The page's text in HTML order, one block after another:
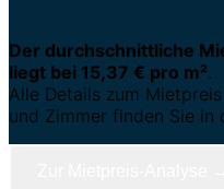
Der durchschnittliche
liegt bei 15,37 € pro m².
Alle Details zum
und Zimmer finden Sie in